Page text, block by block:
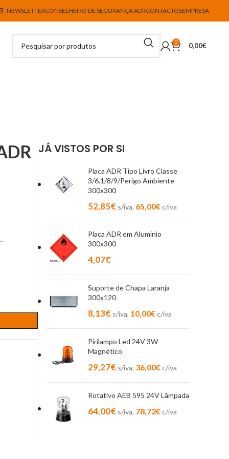
NEWSLETTERCONSELHEIRO DE SEGURANÇA ADRCONTACTOSEMPRESA
0 0,00€
JÁ VISTOS POR SI
Placa ADR Tipo Livro Classe
3/6.1/8/9/Perigo Ambiente
300x300
52,85€ s/iva, 65,00€c/iva
Placa ADR em Alumínio
300x300
4,07€
Suporte de Chapa Laranja
300x120
8,13€ s/iva, 10,00€c/iva
Pirilampo Led 24V 3W
Magnético
29,27€ s/iva, 36,00€c/iva
Rotativo AEB 595 24V Lâmpada
64,00€ s/iva, 78,72€c/iva